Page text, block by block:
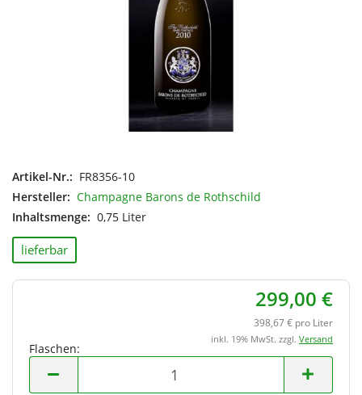
Artikel-Nr.: FR8356-10
Hersteller: Champagne Barons de Rothschild
Inhaltsmenge: 0,75 Liter
lieferbar
299,00 €
398,67 € pro Liter
inkl. 19% MwSt. zzgl. Versand
Flaschen:
Flaschen